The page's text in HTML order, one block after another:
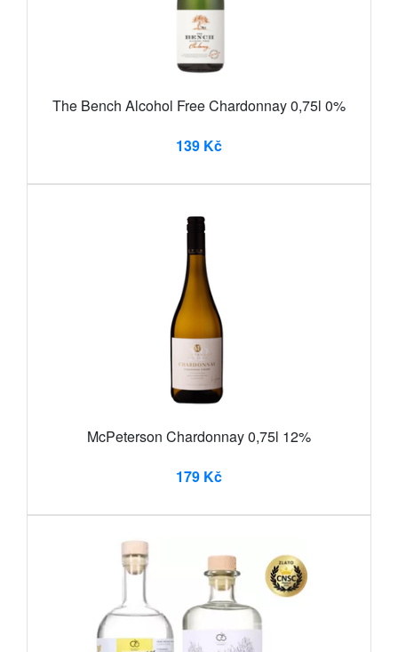
The Bench Alcohol Free Chardonnay 0,75l 0%
139 Kč
McPeterson Chardonnay 0,75l 12%
179 Kč